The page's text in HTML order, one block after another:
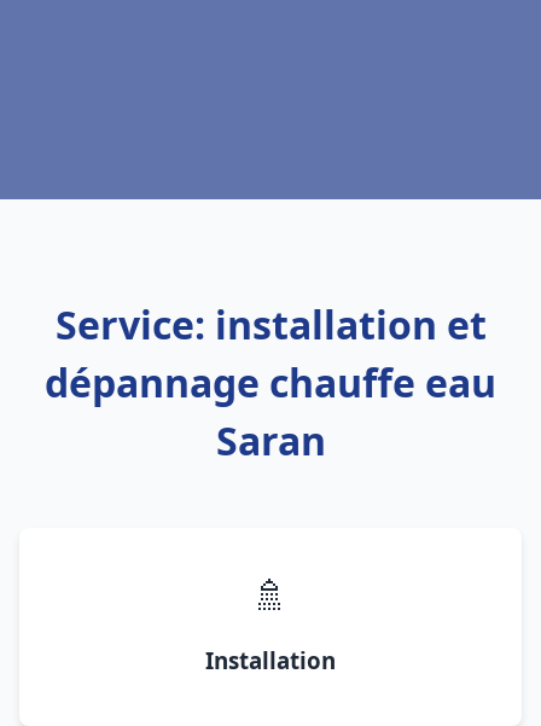
Service: installation et
dépannage chauffe eau
Saran
🚿
Installation